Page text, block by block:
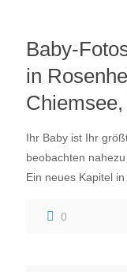
Baby-
in
Ihr Baby ist Ihr
beobachten
Ein neues Kapitel
0